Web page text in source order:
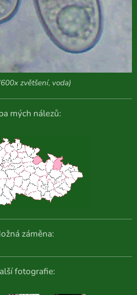
zvětšení, voda)
mých nálezů:
záměna:
fotografie: